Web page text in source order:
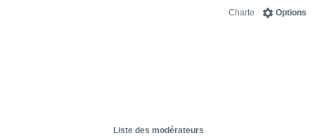
Options
Charte
Liste des modérateurs